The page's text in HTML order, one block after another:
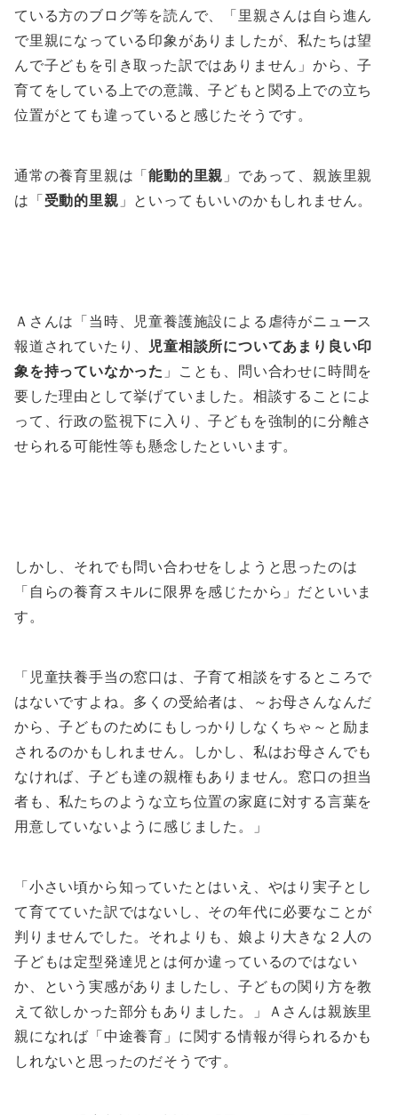
ている方のブログ等を読んで、「里親さんは自ら進ん
で里親になっている印象がありましたが、私たちは望
んで子どもを引き取った訳ではありません」から、子
育てをしている上での意識、子どもと関る上での立ち
位置がとても違っていると感じたそうです。
通常の養育里親は「能動的里親 」であって、親族里親
は「受動的里親 」といってもいいのかもしれません。
Ａさんは「当時、児童養護施設による虐待がニュース
報道されていたり、 児童相談所についてあまり良い印
象を持っていなかった 」ことも、問い合わせに時間を
要した理由として挙げていました。相談することによ
って、行政の監視下に入り、子どもを強制的に分離さ
せられる可能性等も懸念したといいます。
しかし、それでも問い合わせをしようと思ったのは
「自らの養育スキルに限界を感じたから」だといいま
す。
「児童扶養手当の窓口は、子育て相談をするところで
はないですよね。多くの受給者は、～お母さんなんだ
から、子どものためにもしっかりしなくちゃ～と励ま
されるのかもしれません。しかし、私はお母さんでも
なければ、子ども達の親権もありません。窓口の担当
者も、私たちのような立ち位置の家庭に対する言葉を
用意していないように感じました。」
「小さい頃から知っていたとはいえ、やはり実子とし
て育てていた訳ではないし、その年代に必要なことが
判りませんでした。それよりも、娘より大きな２人の
子どもは定型発達児とは何か違っているのではない
か、という実感がありましたし、子どもの関り方を教
えて欲しかった部分もありました。」Ａさんは親族里
親になれば「中途養育」に関する情報が得られるかも
しれないと思ったのだそうです。